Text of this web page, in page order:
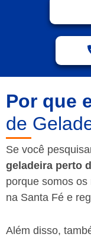
Por que
de
Se você
geladeira perto
porque somos
na Santa Fé e
Além disso,